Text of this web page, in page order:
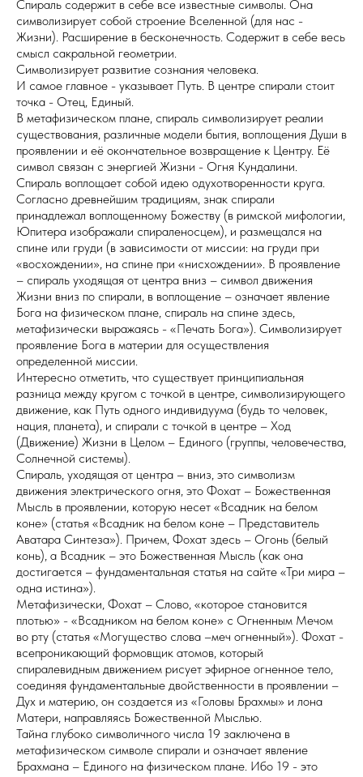
Спираль содержит в себе все известные символы. Она
символизирует собой строение Вселенной (для нас -
Жизни). Расширение в бесконечность. Содержит в себе весь
смысл сакральной геометрии.
Символизирует развитие сознания человека.
И самое главное - указывает Путь. В центре спирали стоит
точка - Отец, Единый.
В метафизическом плане, спираль символизирует реалии
существования, различные модели бытия, воплощения Души в
проявлении и её окончательное возвращение к Центру. Её
символ связан с энергией Жизни - Огня Кундалини.
Спираль воплощает собой идею одухотворенности круга.
Согласно древнейшим традициям, знак спирали
принадлежал воплощенному Божеству (в римской мифологии,
Юпитера изображали спираленосцем), и размещался на
спине или груди (в зависимости от миссии: на груди при
«восхождении», на спине при «нисхождении». В проявление
– спираль уходящая от центра вниз – символ движения
Жизни вниз по спирали, в воплощение – означает явление
Бога на физическом плане, спираль на спине здесь,
метафизически выражаясь - «Печать Бога»). Символизирует
проявление Бога в материи для осуществления
определенной миссии.
Интересно отметить, что существует принципиальная
разница между кругом с точкой в центре, символизирующего
движение, как Путь одного индивидуума (будь то человек,
нация, планета), и спирали с точкой в центре – Ход
(Движение) Жизни в Целом – Единого (группы, человечества,
Солнечной системы).
Спираль, уходящая от центра – вниз, это символизм
движения электрического огня, это Фохат – Божественная
Мысль в проявлении, которую несет «Всадник на белом
коне» (статья «Всадник на белом коне – Представитель
Аватара Синтеза»). Причем, Фохат здесь – Огонь (белый
конь), а Всадник – это Божественная Мысль (как она
достигается – фундаментальная статья на сайте «Три мира –
одна истина»).
Метафизически, Фохат – Слово, «которое становится
плотью» - «Всадником на белом коне» с Огненным Мечом
во рту (статья «Могущество слова –меч огненный»). Фохат -
всепроникающий формовщик атомов, который
спиралевидным движением рисует эфирное огненное тело,
соединяя фундаментальные двойственности в проявлении –
Дух и материю, он создается из «Головы Брахмы» и лона
Матери, направляясь Божественной Мыслью.
Тайна глубоко символичного числа 19 заключена в
метафизическом символе спирали и означает явление
Брахмана – Единого на физическом плане. Ибо 19 - это